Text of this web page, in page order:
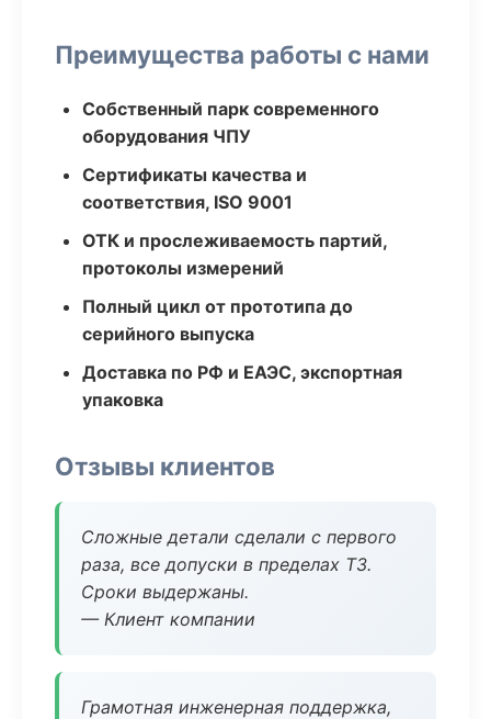
Преимущества работы с нами
Собственный парк современного
оборудования ЧПУ
Сертификаты качества и
соответствия, ISO 9001
ОТК и прослеживаемость партий,
протоколы измерений
Полный цикл от прототипа до
серийного выпуска
Доставка по РФ и ЕАЭС, экспортная
упаковка
Отзывы клиентов
Сложные детали сделали с первого
раза, все допуски в пределах ТЗ.
Сроки выдержаны.
— Клиент компании
Грамотная инженерная поддержка,